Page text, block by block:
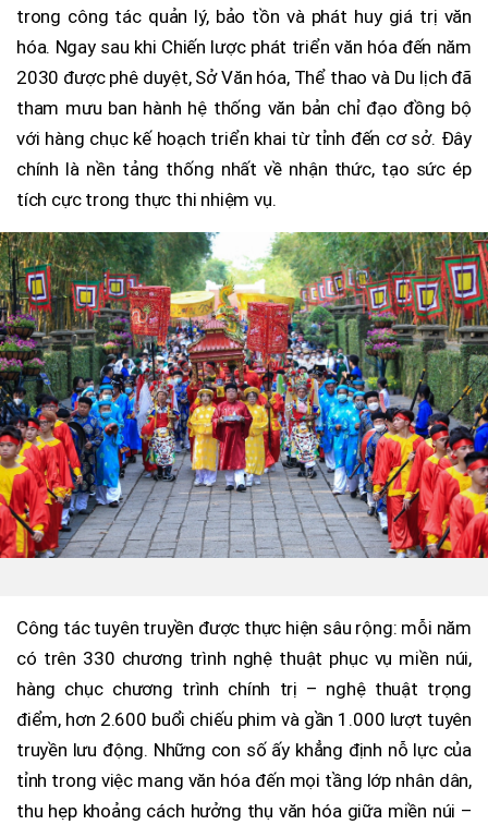
trong công tác quản lý, bảo tồn và phát huy giá trị văn
hóa. Ngay sau khi Chiến lược phát triển văn hóa đến năm
2030 được phê duyệt, Sở Văn hóa, Thể thao và Du lịch đã
tham mưu ban hành hệ thống văn bản chỉ đạo đồng bộ
với hàng chục kế hoạch triển khai từ tỉnh đến cơ sở. Đây
chính là nền tảng thống nhất về nhận thức, tạo sức ép
tích cực trong thực thi nhiệm vụ.
Công tác tuyên truyền được thực hiện sâu rộng: mỗi năm
có trên 330 chương trình nghệ thuật phục vụ miền núi,
hàng chục chương trình chính trị – nghệ thuật trọng
điểm, hơn 2.600 buổi chiếu phim và gần 1.000 lượt tuyên
truyền lưu động. Những con số ấy khẳng định nỗ lực của
tỉnh trong việc mang văn hóa đến mọi tầng lớp nhân dân,
thu hẹp khoảng cách hưởng thụ văn hóa giữa miền núi –